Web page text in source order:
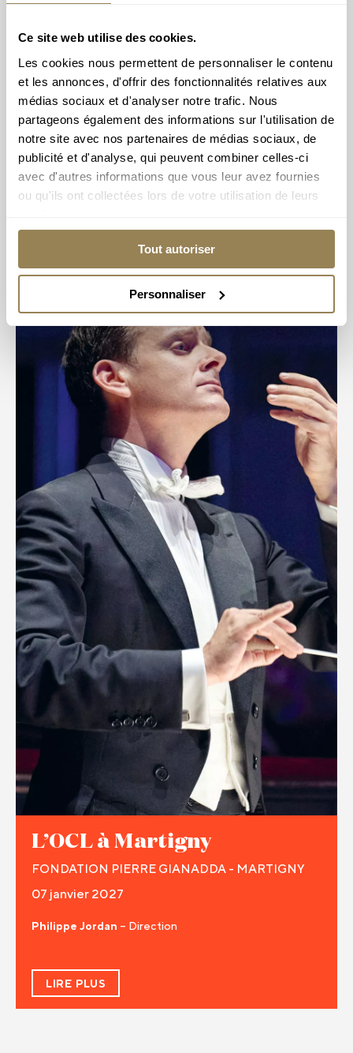
Ce site web utilise des cookies.
Les cookies nous permettent de personnaliser le contenu
et les annonces, d'offrir des fonctionnalités relatives aux
médias sociaux et d'analyser notre trafic. Nous
partageons également des informations sur l'utilisation de
notre site avec nos partenaires de médias sociaux, de
publicité et d'analyse, qui peuvent combiner celles-ci
avec d'autres informations que vous leur avez fournies
ou qu'ils ont collectées lors de votre utilisation de leurs
Tout autoriser
Personnaliser
LA GRANGE AU LAC - ÉVIAN
28 novembre 2026
Renaud Capuçon – Direction
LIRE PLUS
L’OCL à Martigny
FONDATION PIERRE GIANADDA - MARTIGNY
07 janvier 2027
Philippe Jordan – Direction
LIRE PLUS